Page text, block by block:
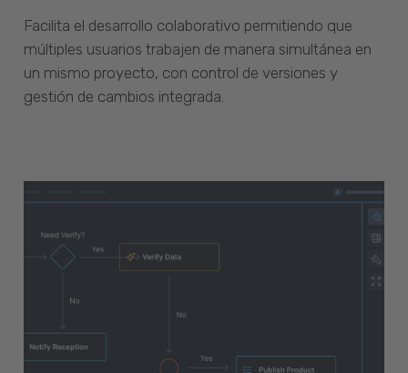
Facilita el desarrollo colaborativo permitiendo que
múltiples usuarios trabajen de manera simultánea en
un mismo proyecto, con control de versiones y
gestión de cambios integrada.